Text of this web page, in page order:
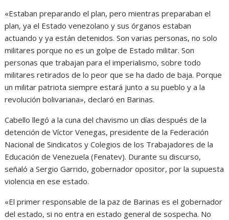
«Estaban preparando el plan, pero mientras preparaban el
plan, ya el Estado venezolano y sus órganos estaban
actuando y ya están detenidos. Son varias personas, no solo
militares porque no es un golpe de Estado militar. Son
personas que trabajan para el imperialismo, sobre todo
militares retirados de lo peor que se ha dado de baja. Porque
un militar patriota siempre estará junto a su pueblo y a la
revolución bolivariana», declaró en Barinas.
Cabello llegó a la cuna del chavismo un días después de la
detención de Víctor Venegas, presidente de la Federación
Nacional de Sindicatos y Colegios de los Trabajadores de la
Educación de Venezuela (Fenatev). Durante su discurso,
señaló a Sergio Garrido, gobernador opositor, por la supuesta
violencia en ese estado.
«El primer responsable de la paz de Barinas es el gobernador
del estado, si no entra en estado general de sospecha. No